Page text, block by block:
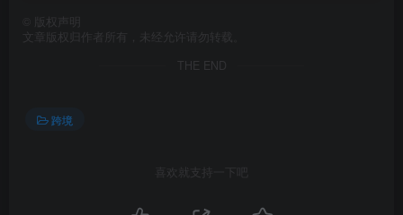
版权声明
文章版权归作者所有，未经允许请勿转载。
THE END
跨境
喜欢就支持一下吧